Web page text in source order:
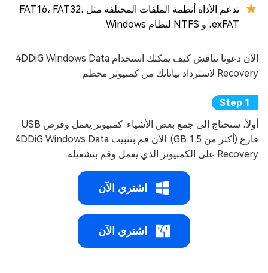
تدعم الأداة أنظمة الملفات المختلفة مثل FAT16، FAT32،
exFAT، و NTFS لنظام Windows.
الآن دعونا نناقش كيف يمكنك استخدام 4DDiG Windows Data
Recovery لاسترداد بياناتك من كمبيوتر محطم.
أولاً، ستحتاج إلى جمع بعض الأشياء: كمبيوتر يعمل وقرص USB
فارغ (أكثر من 1.5 GB). الآن قم بتثبيت 4DDiG Windows Data
Recovery على الكمبيوتر الذي يعمل وقم بتشغيله.
اشتري الآن
اشتري الآن